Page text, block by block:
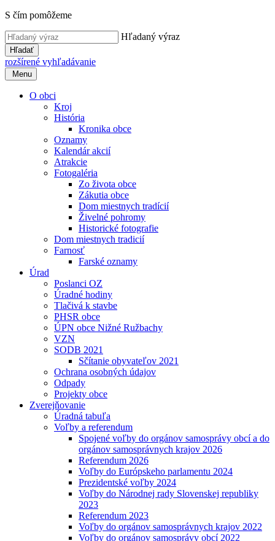
S čím pomôžeme
Hľadaný výraz
Hľadať
rozšírené vyhľadávanie
Menu
O obci
Kroj
História
Kronika obce
Oznamy
Kalendár akcií
Atrakcie
Fotogaléria
Zo života obce
Zákutia obce
Dom miestnych tradícií
Živelné pohromy
Historické fotografie
Dom miestnych tradicií
Farnosť
Farské oznamy
Úrad
Poslanci OZ
Úradné hodiny
Tlačivá k stavbe
PHSR obce
ÚPN obce Nižné Ružbachy
VZN
SODB 2021
Sčítanie obyvateľov 2021
Ochrana osobných údajov
Odpady
Projekty obce
Zverejňovanie
Úradná tabuľa
Voľby a referendum
Spojené voľby do orgánov samosprávy obcí a do
orgánov samosprávnych krajov 2026
Referendum 2026
Voľby do Európskeho parlamentu 2024
Prezidentské voľby 2024
Voľby do Národnej rady Slovenskej republiky
2023
Referendum 2023
Voľby do orgánov samosprávnych krajov 2022
Voľby do orgánov samosprávy obcí 2022